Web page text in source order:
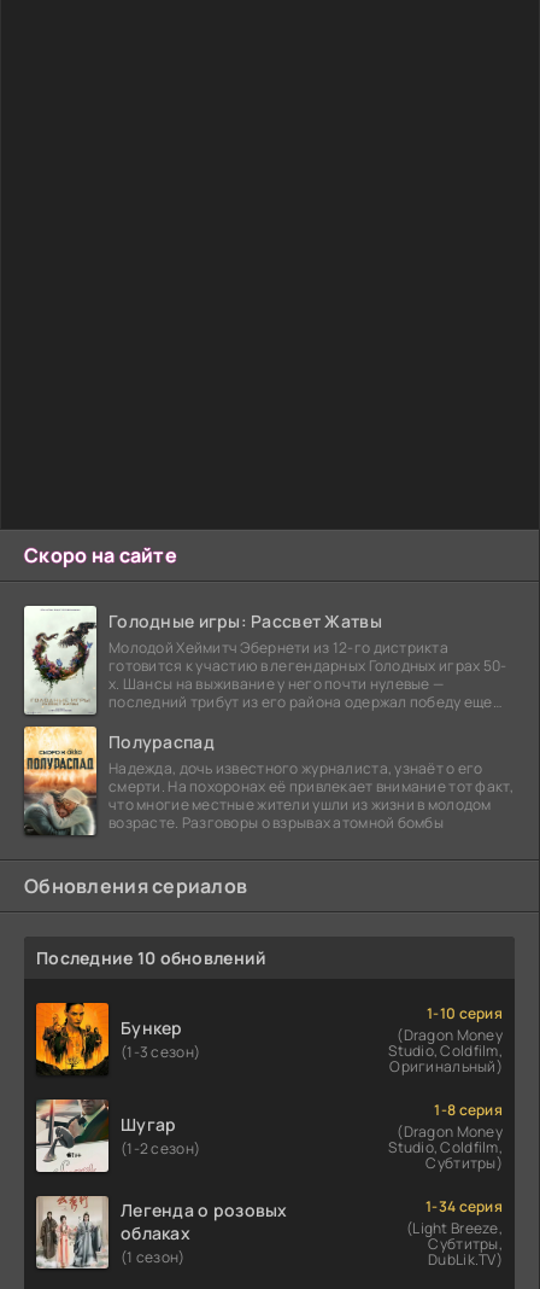
Скоро на сайте
Голодные игры: Рассвет Жатвы
Молодой Хеймитч Эбернети из 12-го дистрикта
готовится к участию в легендарных Голодных играх 50-
х. Шансы на выживание у него почти нулевые —
последний трибут из его района одержал победу еще
Полураспад
Надежда, дочь известного журналиста, узнаёт о его
смерти. На похоронах её привлекает внимание тот факт,
что многие местные жители ушли из жизни в молодом
возрасте. Разговоры о взрывах атомной бомбы
Обновления сериалов
Последние 10 обновлений
Бункер
(1-3 сезон)
1-10 серия
(Dragon Money
Studio, Coldfilm,
Оригинальный)
Шугар
(1-2 сезон)
1-8 серия
(Dragon Money
Studio, Coldfilm,
Субтитры)
Легенда о розовых
облаках
(1 сезон)
1-34 серия
(Light Breeze,
Субтитры,
DubLik.TV)